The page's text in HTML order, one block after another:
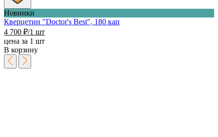
Новинки
Кверцетин "Doctor's Best", 180 кап
4 700 ₽/1 шт
цена за 1 шт
В корзину